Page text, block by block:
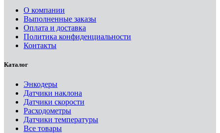
О компании
Выполненные заказы
Оплата и доставка
Политика конфиденциальности
Контакты
Каталог
Энкодеры
Датчики наклона
Датчики скорости
Расходометры
Датчики температуры
Все товары